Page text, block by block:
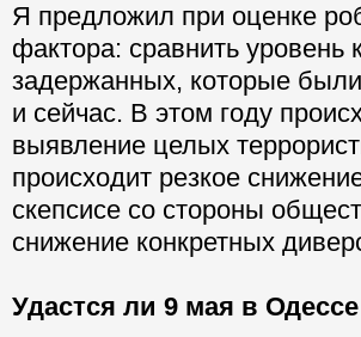
Я предложил при оценке
фактора: сравнить уровень
задержанных, которые
и сейчас. В этом году
выявление целых
происходит резкое
скепсисе со стороны
снижение конкретных
Удастся ли 9 мая в Одессе